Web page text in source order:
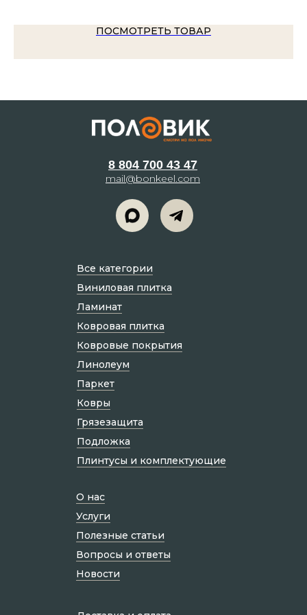
ПОСМОТРЕТЬ ТОВАР
8 804 700 43 47
mail@bonkeel.com
О нас
Услуги
Полезные статьи
Вопросы и ответы
Новости
Все категории
Виниловая плитка
Ламинат
Ковровая плитка
Ковровые покрытия
Линолеум
Паркет
Ковры
Грязезащита
Подложка
Плинтусы и комплектующие